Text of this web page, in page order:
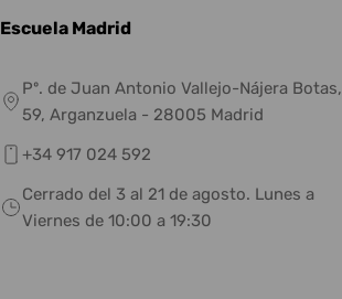
Escuela Madrid
Pº. de Juan Antonio Vallejo-Nájera Botas,
59, Arganzuela - 28005 Madrid
+34 917 024 592
Cerrado del 3 al 21 de agosto. Lunes a
Viernes de 10:00 a 19:30